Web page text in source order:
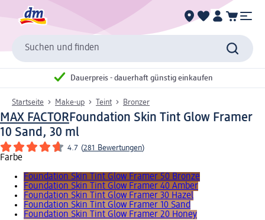
Suchen und finden
Dauerpreis - dauerhaft günstig einkaufen
Startseite Make-up Teint Bronzer
MAX FACTORFoundation Skin Tint Glow Framer
10 Sand, 30 ml
4.7 (281 Bewertungen)
Farbe
Foundation Skin Tint Glow Framer 50 Bronze
Foundation Skin Tint Glow Framer 40 Amber
Foundation Skin Tint Glow Framer 30 Hazel
Foundation Skin Tint Glow Framer 10 Sand
Foundation Skin Tint Glow Framer 20 Honey